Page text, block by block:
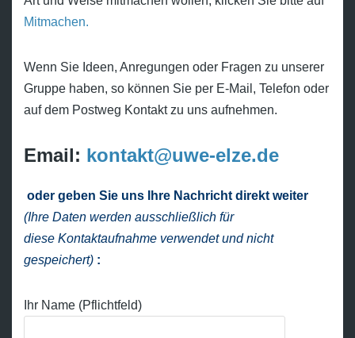
Mitmachen.
Wenn Sie Ideen, Anregungen oder Fragen zu unserer
Gruppe haben, so können Sie per E-Mail, Telefon oder
auf dem Postweg Kontakt zu uns aufnehmen.
Email: kontakt@uwe-elze.de
oder geben Sie uns Ihre Nachricht direkt weiter
(Ihre Daten werden ausschließlich für
diese Kontaktaufnahme verwendet und nicht
gespeichert) :
Ihr Name (Pflichtfeld)